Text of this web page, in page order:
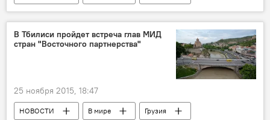
ПОЛИТИКА
В Тбилиси пройдет встреча глав МИД
стран "Восточного партнерства"
25 ноября 2015, 18:47
НОВОСТИ В мире Грузия